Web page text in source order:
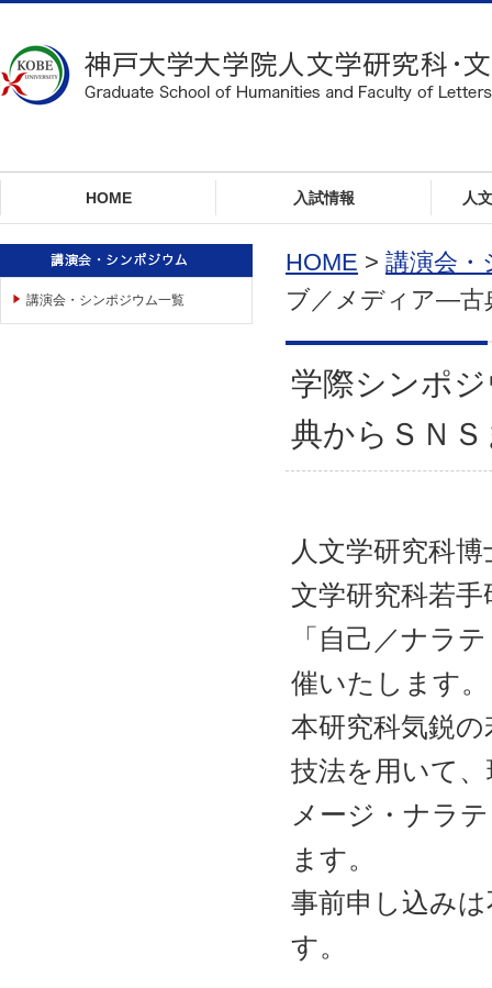
カ
ル
ー
ョ
へ
ジ
ャ
HOME 入試情報 人
講演会・シンポジウム一覧
HOME > 講演会・
ブ／メディア―古
学際シンポ
典からＳＮ
人文学研究科
文学研究科若
「自己／ナラ
催いたします。
本研究科気鋭
技法を用いて
メージ・ナラ
ます。
事前申し込み
す。